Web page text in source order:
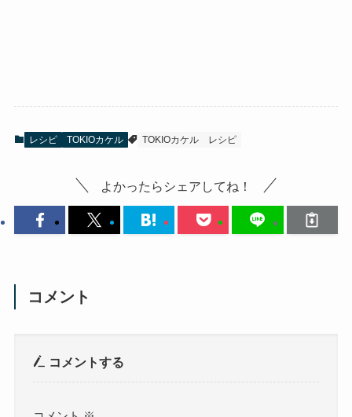
レシピ TOKIOカケル TOKIOカケル レシピ
よかったらシェアしてね！
コメント
コメントする